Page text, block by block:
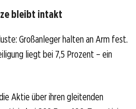
bleibt intakt
Großanleger halten an Arm fest.
liegt bei 7,5 Prozent – ein
Aktie über ihren gleitenden